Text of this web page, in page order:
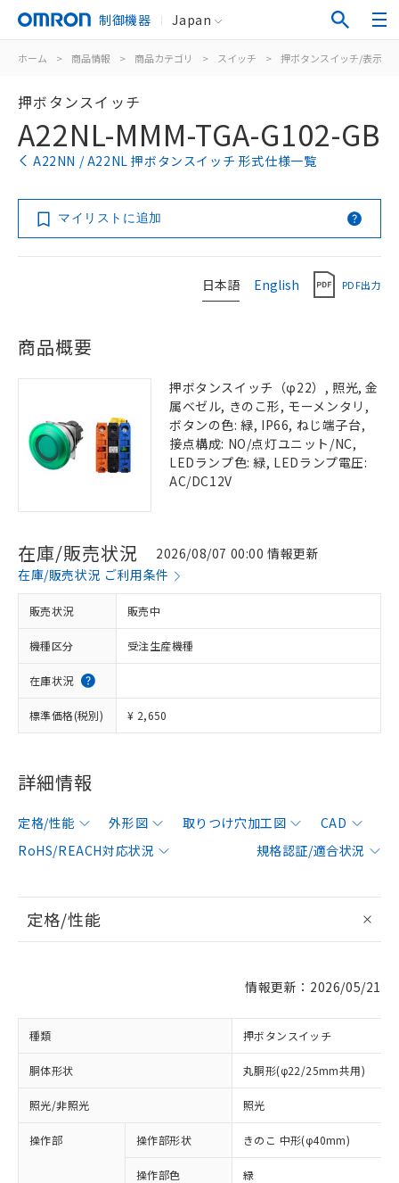
制御機器 Japan
ホーム > 商品情報 > 商品カテゴリ > スイッチ > 押ボタンスイッチ/表示灯
押ボタンスイッチ
A22NL-MMM-TGA-G102-GB
A22NN / A22NL 押ボタンスイッチ 形式仕様一覧
マイリストに追加
日本語 English PDF出力
商品概要
押ボタンスイッチ（φ22）, 照光, 金
属ベゼル, きのこ形, モーメンタリ,
ボタンの色: 緑, IP66, ねじ端子台,
接点構成: NO/点灯ユニット/NC,
LEDランプ色: 緑, LEDランプ電圧:
AC/DC12V
在庫/販売状況
2026/08/07 00:00 情報更新
在庫/販売状況 ご利用条件
販売状況 販売中
機種区分 受注生産機種
在庫状況
標準価格(税別) ¥ 2,650
詳細情報
定格/性能 外形図 取りつけ穴加工図
CAD
RoHS/REACH対応状況
規格認証/適合状況
定格/性能
情報更新：2026/05/21
種類 押ボタンスイッチ
胴体形状 丸胴形(φ22/25mm共用)
照光/非照光 照光
操作部 操作部形状 きのこ 中形(φ40mm)
操作部色 緑